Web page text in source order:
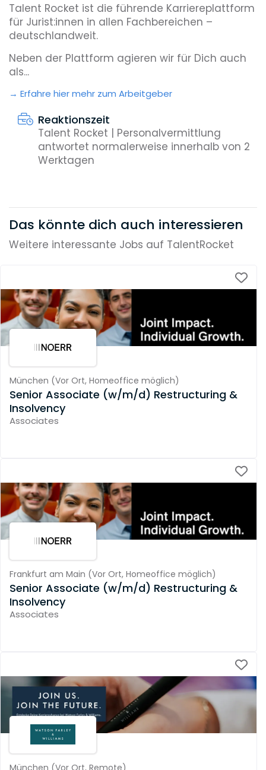
Talent Rocket ist die führende Karriereplattform
für Jurist:innen in allen Fachbereichen –
deutschlandweit.
Neben der Plattform agieren wir für Dich auch
als...
Erfahre hier mehr zum Arbeitgeber
Reaktionszeit
Talent Rocket | Personalvermittlung
antwortet normalerweise innerhalb von 2
Werktagen
Das könnte dich auch interessieren
Weitere interessante Jobs auf TalentRocket
München (Vor Ort, Homeoffice möglich)
Senior Associate (w/m/d) Restructuring &
Insolvency
Associates
Frankfurt am Main (Vor Ort, Homeoffice möglich)
Senior Associate (w/m/d) Restructuring &
Insolvency
Associates
München (Vor Ort, Remote)